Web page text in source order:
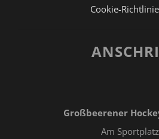
Cookie-
Großbeerener
Am